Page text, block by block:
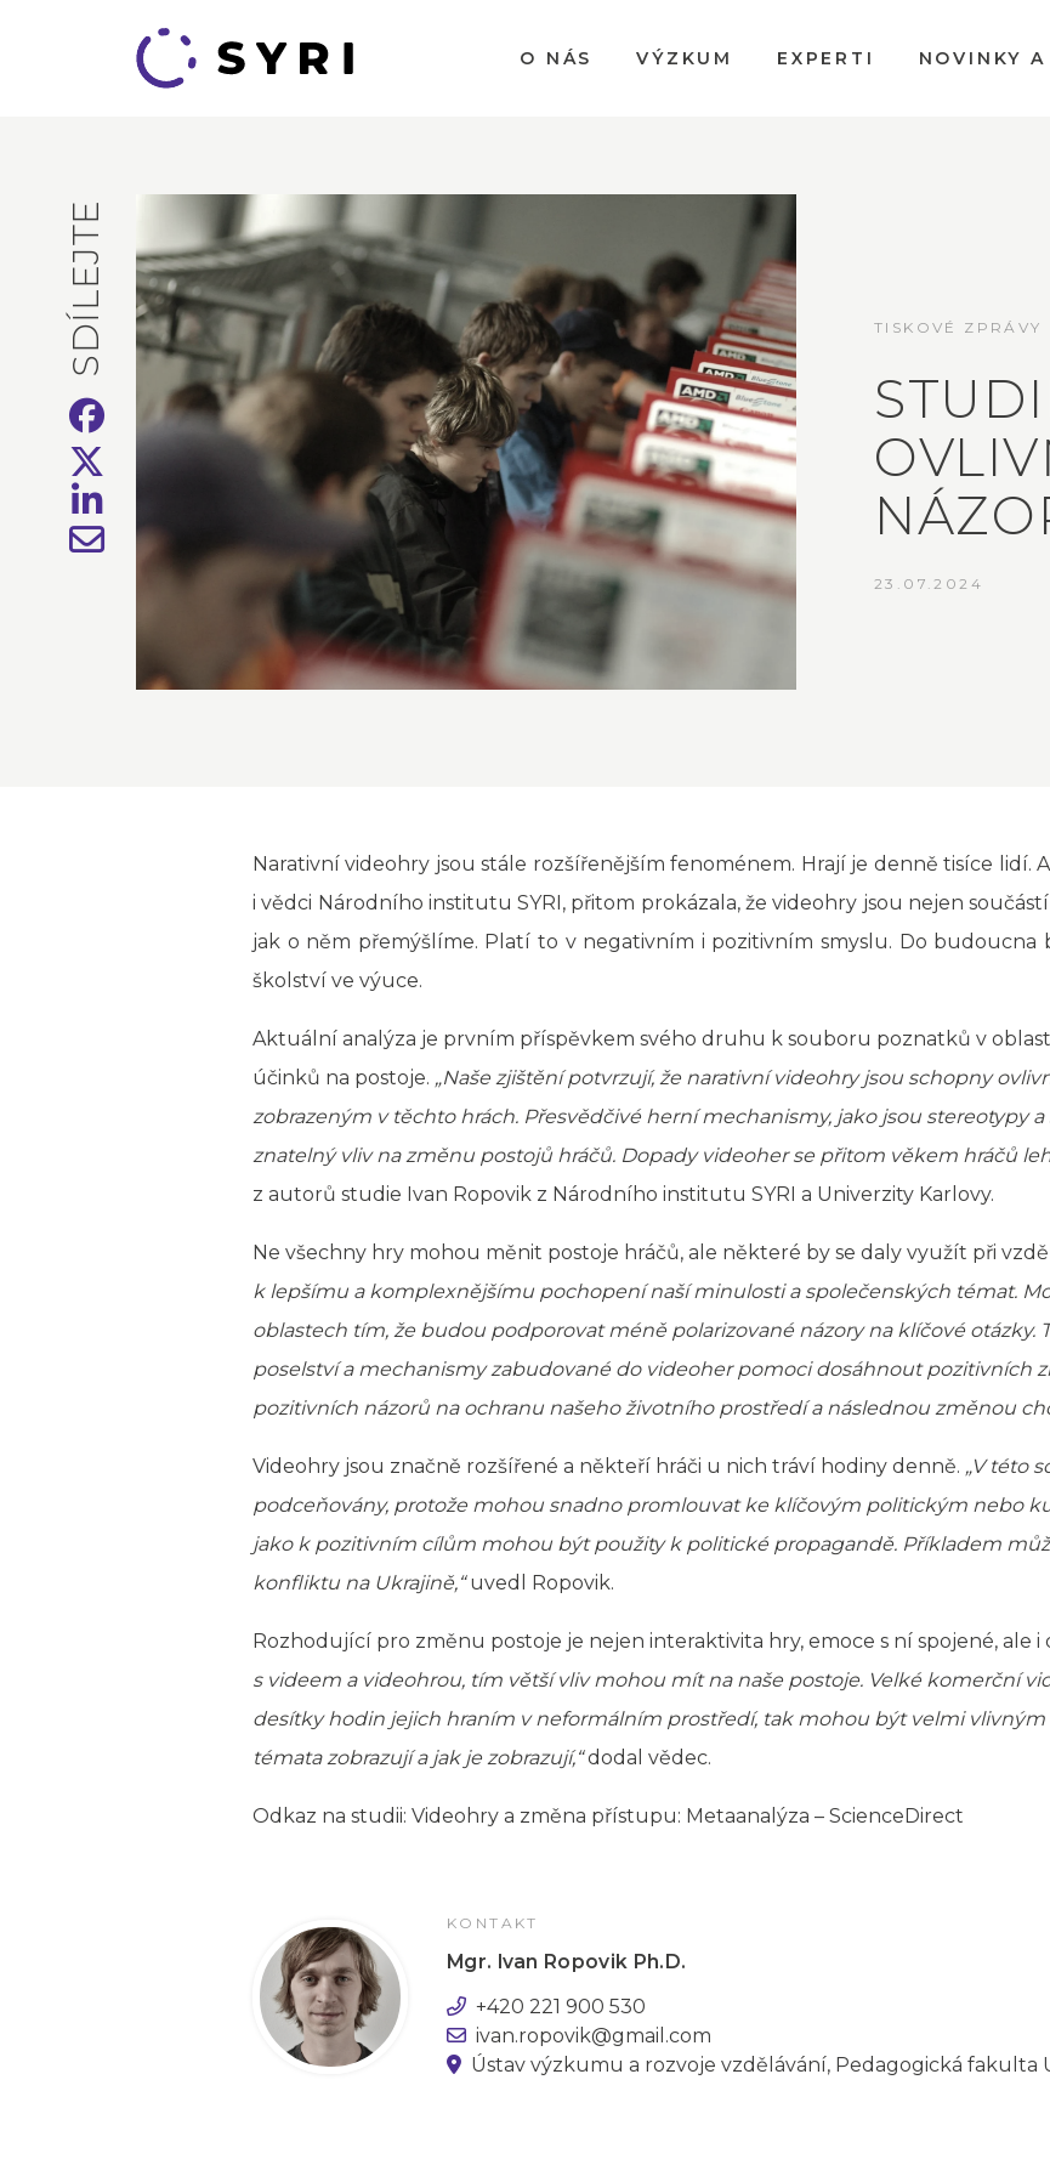
O NÁS VÝZKUM EXPERTI NOVINKY
SDÍLEJTE TISKOVÉ ZPRÁVY
23.07.2024
Narativní videohry jsou stále rozšířenějším fenoménem. Hrají je denně tisíce lidí.
i vědci Národního institutu SYRI, přitom prokázala, že videohry jsou nejen
jak o něm přemýšlíme. Platí to v negativním i pozitivním smyslu. Do
školství ve výuce.
Aktuální analýza je prvním příspěvkem svého druhu k souboru poznatků v
účinků na postoje. „Naše zjištění potvrzují, že narativní videohry jsou schopny
zobrazeným v těchto hrách. Přesvědčivé herní mechanismy, jako jsou stereotypy
znatelný vliv na změnu postojů hráčů. Dopady videoher se přitom věkem hráčů
z autorů studie Ivan Ropovik z Národního institutu SYRI a Univerzity Karlovy.
Ne všechny hry mohou měnit postoje hráčů, ale některé by se daly využít při
k lepšímu a komplexnějšímu pochopení naší minulosti a společenských témat.
oblastech tím, že budou podporovat méně polarizované názory na klíčové
poselství a mechanismy zabudované do videoher pomoci dosáhnout pozitivních
pozitivních názorů na ochranu našeho životního prostředí a následnou změnou
Videohry jsou značně rozšířené a někteří hráči u nich tráví hodiny denně. „V této
podceňovány, protože mohou snadno promlouvat ke klíčovým politickým nebo
jako k pozitivním cílům mohou být použity k politické propagandě. Příkladem
konfliktu na Ukrajině,“uvedl Ropovik.
Rozhodující pro změnu postoje je nejen interaktivita hry, emoce s ní spojené, ale i
s videem a videohrou, tím větší vliv mohou mít na naše postoje. Velké komerční
desítky hodin jejich hraním v neformálním prostředí, tak mohou být velmi
témata zobrazují a jak je zobrazují,“dodal vědec.
Odkaz na studii: Videohry a změna přístupu: Metaanalýza – ScienceDirect
KONTAKT
Mgr. Ivan Ropovik Ph.D.
+420 221 900 530
ivan.ropovik@gmail.com
Ústav výzkumu a rozvoje vzdělávání, Pedagogická fakulta